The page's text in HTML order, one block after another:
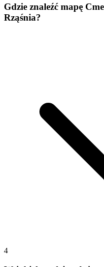
Gdzie znaleźć mapę
Rząśnia?
4